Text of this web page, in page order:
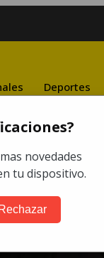
Deportes
novedades
tu dispositivo.
Rechazar